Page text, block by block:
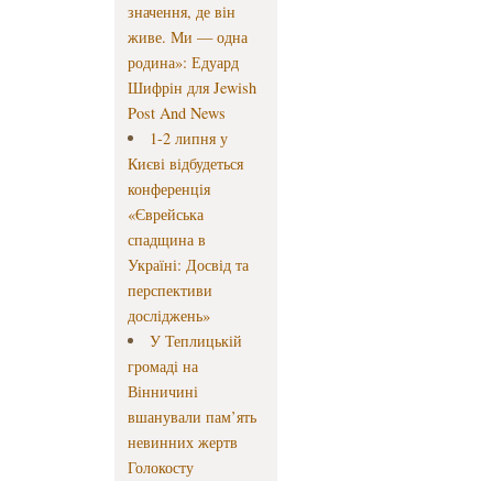
значення, де він
живе. Ми — одна
родина»: Едуард
Шифрін для Jewish
Post And News
1-2 липня у
Києві відбудеться
конференція
«Єврейська
спадщина в
Україні: Досвід та
перспективи
досліджень»
У Теплицькій
громаді на
Вінничині
вшанували пам’ять
невинних жертв
Голокосту